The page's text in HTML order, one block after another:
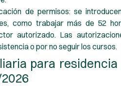
de permisos:se
como trabajar más de 52
autorizado. Las
o por no seguir los cursos.
para